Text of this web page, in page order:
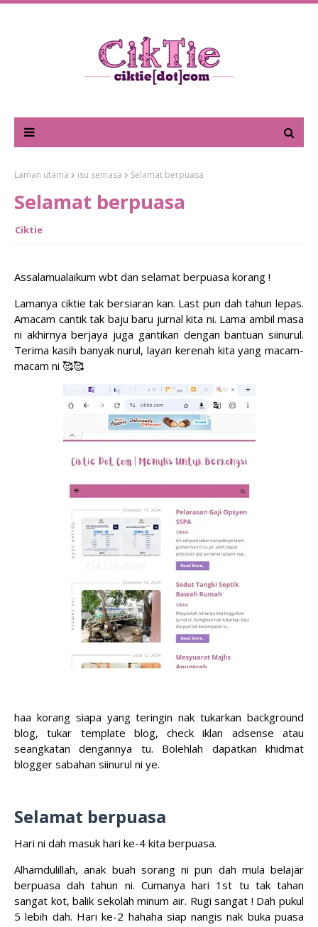
Laman utama isu semasa Selamat berpuasa
Selamat berpuasa
Ciktie
Assalamualaikum wbt dan selamat berpuasa korang !
Lamanya ciktie tak bersiaran kan. Last pun dah tahun lepas.
Amacam cantik tak baju baru jurnal kita ni. Lama ambil masa
ni akhirnya berjaya juga gantikan dengan bantuan siinurul.
Terima kasih banyak nurul, layan kerenah kita yang macam-
macam ni 🥰🥰
haa korang siapa yang teringin nak tukarkan background
blog, tukar template blog, check iklan adsense atau
seangkatan dengannya tu. Bolehlah dapatkan khidmat
blogger sabahan siinurul ni ye.
Selamat berpuasa
Hari ni dah masuk hari ke-4 kita berpuasa.
Alhamdulillah, anak buah sorang ni pun dah mula belajar
berpuasa dah tahun ni. Cumanya hari 1st tu tak tahan
sangat kot, balik sekolah minum air. Rugi sangat ! Dah pukul
5 lebih dah. Hari ke-2 hahaha siap nangis nak buka puasa